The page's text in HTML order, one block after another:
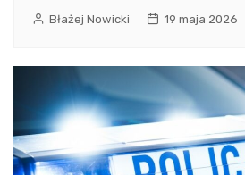
Błażej Nowicki 19 maja 2026